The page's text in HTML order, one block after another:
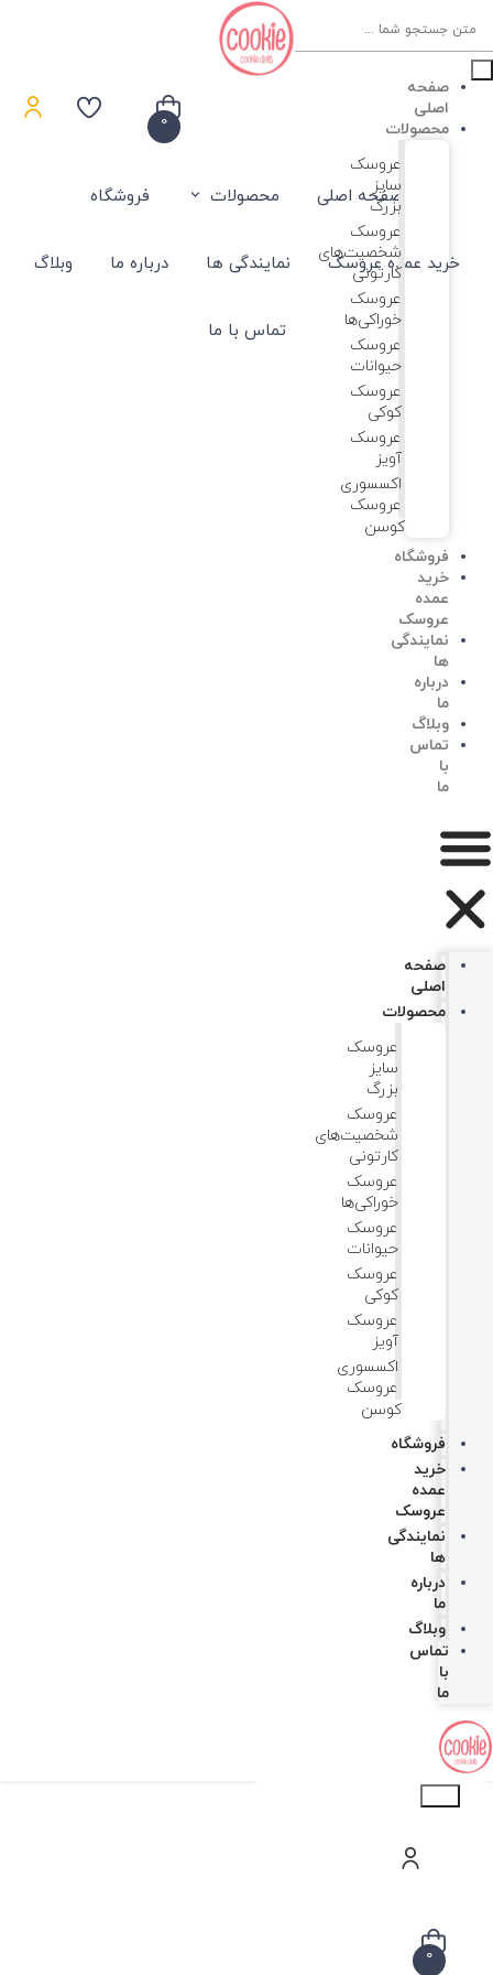
search
0
صفحه اصلی محصولات فروشگاه
خرید عمده عروسک نمایندگی ها درباره ما وبلاگ
تماس با ما
صفحه
اصلی
محصولات
عروسک
سایز
بزرگ
عروسک‌
شخصیت‌های
کارتونی
عروسک
خوراکی‌ها
عروسک
حیوانات
عروسک
کوکی
عروسک
آویز
اکسسوری
عروسک
کوسن
فروشگاه
خرید
عمده
عروسک
نمایندگی
ها
درباره
ما
وبلاگ
تماس
با
ما
صفحه
اصلی
محصولات
عروسک
سایز
بزرگ
عروسک‌
شخصیت‌های
کارتونی
عروسک
خوراکی‌ها
عروسک
حیوانات
عروسک
کوکی
عروسک
آویز
اکسسوری
عروسک
کوسن
فروشگاه
خرید
عمده
عروسک
نمایندگی
ها
درباره
ما
وبلاگ
تماس
با
ما
Products
search
0